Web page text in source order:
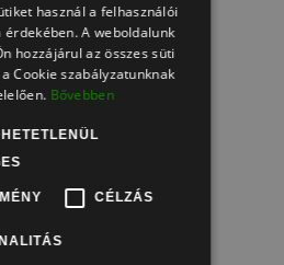
ajánlása
használ a felhasználói
A weboldalunk
hozzájárul az összes süti
Cookie szabályzatunknak
Bővebben
CÉLZÁS